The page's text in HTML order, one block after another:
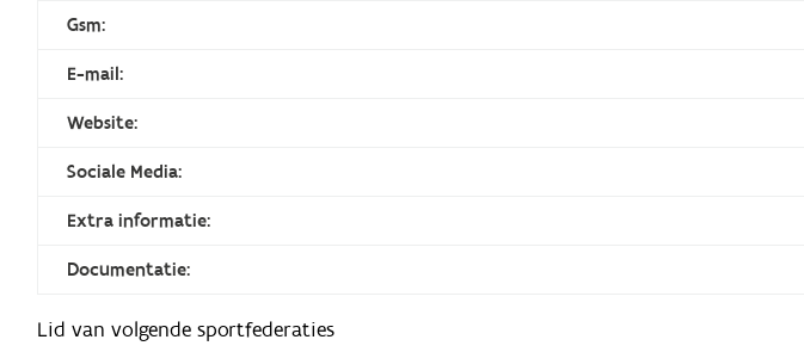
Gsm:
E-mail:
Website:
Sociale Media:
Extra informatie:
Documentatie:
Lid van volgende sportfederaties